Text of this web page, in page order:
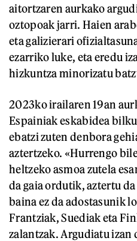
aitortzaren aurkako
oztopoak jarri. Haien
eta galizierari
ezarriko luke, eta eredu
hizkuntza minorizatu
2023ko irailaren 19an
Espainiak eskabidea
ebatzi zuten denbora
aztertzeko. «Hurrengo
heltzeko asmoa zutela
da gaia ordutik, aztertu
baina ez da adostasunik
Frantziak, Suediak eta
zalantzak. Argudiatu izan